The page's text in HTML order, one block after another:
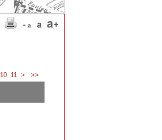
10 11 > >>